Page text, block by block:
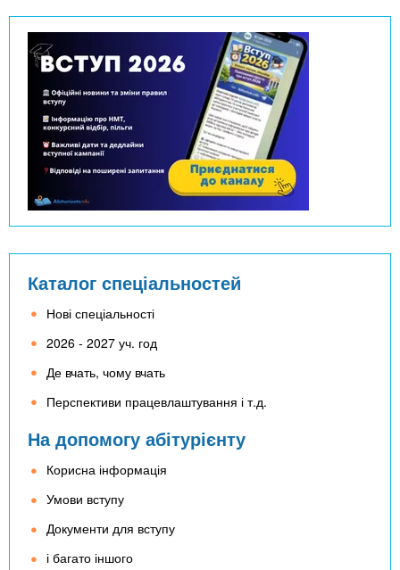
Каталог спеціальностей
Нові спеціальності
2026 - 2027 уч. год
Де вчать, чому вчать
Перспективи працевлаштування і т.д.
На допомогу абітурієнту
Корисна інформація
Умови вступу
Документи для вступу
і багато іншого